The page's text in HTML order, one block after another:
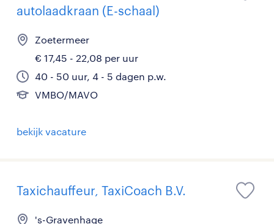
autolaadkraan (E-schaal)
Zoetermeer
€ 17,45 - 22,08 per uur
40 - 50 uur, 4 - 5 dagen p.w.
VMBO/MAVO
bekijk vacature
Taxichauffeur, TaxiCoach B.V.
's-Gravenhage